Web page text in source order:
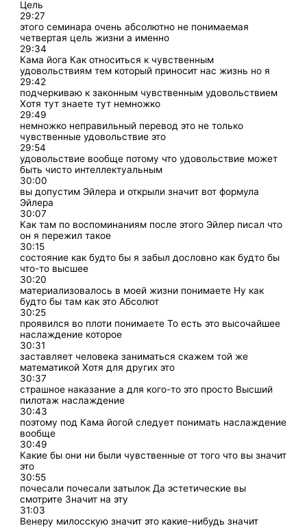
Цель
29:27
этого семинара очень абсолютно не понимаемая
четвертая цель жизни а именно
29:34
Кама йога Как относиться к чувственным
удовольствиям тем который приносит нас жизнь но я
29:42
подчеркиваю к законным чувственным удовольствием
Хотя тут знаете тут немножко
29:49
немножко неправильный перевод это не только
чувственные удовольствие это
29:54
удовольствие вообще потому что удовольствие может
быть чисто интеллектуальным
30:00
вы допустим Эйлера и открыли значит вот формула
Эйлера
30:07
Как там по воспоминаниям после этого Эйлер писал что
он я пережил такое
30:15
состояние как будто бы я забыл дословно как будто бы
что-то высшее
30:20
материализовалось в моей жизни понимаете Ну как
будто бы там как это Абсолют
30:25
проявился во плоти понимаете То есть это высочайшее
наслаждение которое
30:31
заставляет человека заниматься скажем той же
математикой Хотя для других это
30:37
страшное наказание а для кого-то это просто Высший
пилотаж наслаждение
30:43
поэтому под Кама йогой следует понимать наслаждение
вообще
30:49
Какие бы они ни были чувственные от того что вы значит
это
30:55
почесали почесали затылок Да эстетические вы
смотрите Значит на эту
31:03
Венеру милосскую значит это какие-нибудь значит